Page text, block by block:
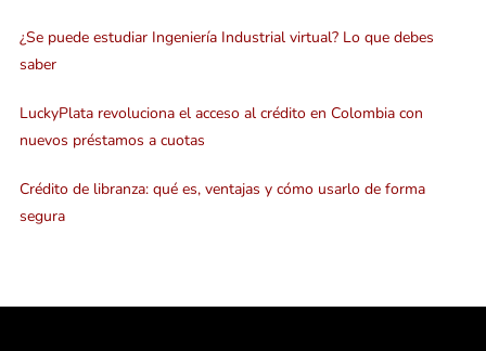
¿Se puede estudiar Ingeniería Industrial virtual? Lo que debes
saber
LuckyPlata revoluciona el acceso al crédito en Colombia con
nuevos préstamos a cuotas
Crédito de libranza: qué es, ventajas y cómo usarlo de forma
segura